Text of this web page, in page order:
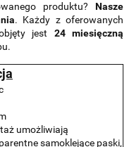
produktu? Nasze
. Każdy z oferowanych
jest 24 miesięczną
umożliwiają
samoklejące paski,